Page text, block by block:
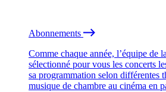
Abonnements
Comme chaque année, l’équipe de
sélectionné pour vous les concerts
sa programmation selon différentes
musique de chambre au cinéma en